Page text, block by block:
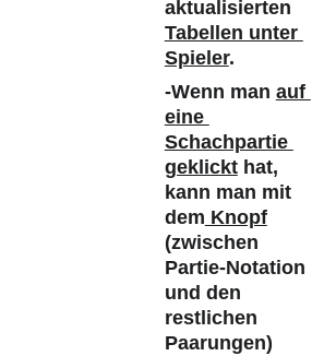
aktualisierten
Tabellen unter
Spieler.
-Wenn man auf
eine
Schachpartie
geklickt hat,
kann man mit
dem Knopf
(zwischen
Partie-Notation
und den
restlichen
Paarungen)